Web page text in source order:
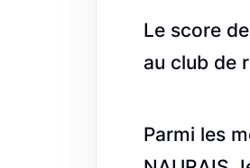
Le score
au club de
Parmi les